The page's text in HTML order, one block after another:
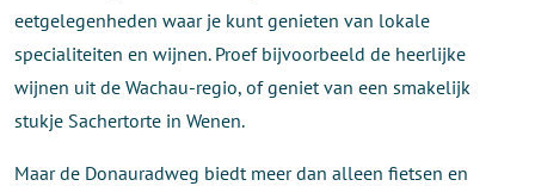
eetgelegenheden waar je kunt genieten van lokale
specialiteiten en wijnen. Proef bijvoorbeeld de heerlijke
wijnen uit de Wachau-regio, of geniet van een smakelijk
stukje Sachertorte in Wenen.
Maar de Donauradweg biedt meer dan alleen fietsen en